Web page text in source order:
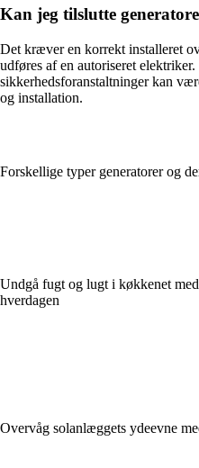
Kan jeg tilslutte
Det kræver en korrekt installeret
udføres af en autoriseret
sikkerhedsforanstaltninger kan
og installation.
Forskellige typer generatorer og
Undgå fugt og lugt i køkkenet
hverdagen
Overvåg solanlæggets ydeevne